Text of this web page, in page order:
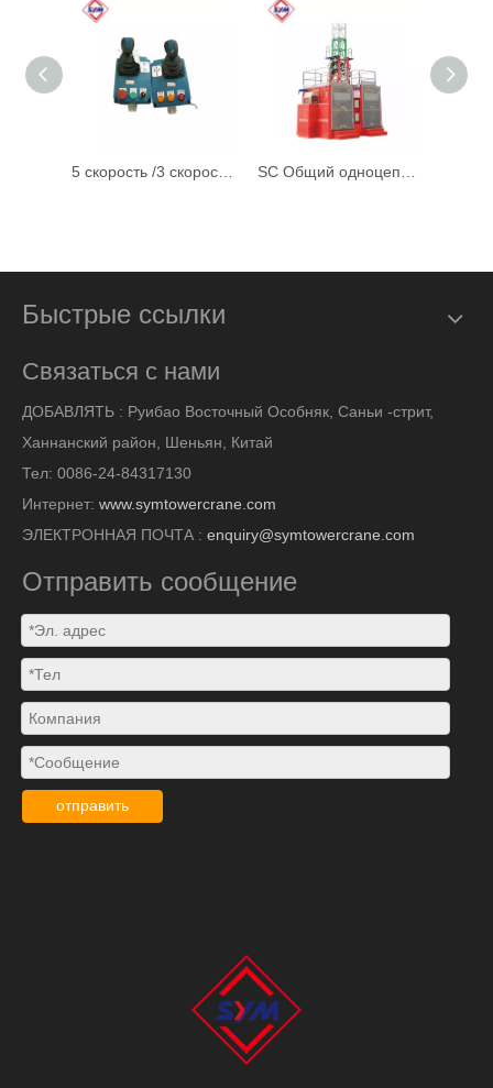
Быстрые ссылки
Связаться с нами
ДОБАВЛЯТЬ : Руибао Восточный Особняк, Саньи -стрит,
Ханнанский район, Шеньян, Китай
Тел: 0086-24-84317130
Интернет: www.symtowercrane.com
ЭЛЕКТРОННАЯ ПОЧТА : enquiry@symtowercrane.com
Отправить сообщение
отправить